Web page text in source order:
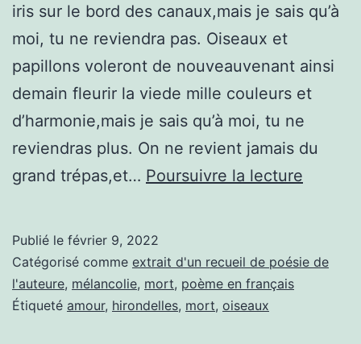
iris sur le bord des canaux,mais je sais qu’à
moi, tu ne reviendra pas. Oiseaux et
papillons voleront de nouveauvenant ainsi
demain fleurir la viede mille couleurs et
d’harmonie,mais je sais qu’à moi, tu ne
reviendras plus. On ne revient jamais du
grand trépas,et… Poursuivre la lecture
Publié le février 9, 2022
Catégorisé comme extrait d'un recueil de poésie de
l'auteure, mélancolie, mort, poème en français
Étiqueté amour, hirondelles, mort, oiseaux